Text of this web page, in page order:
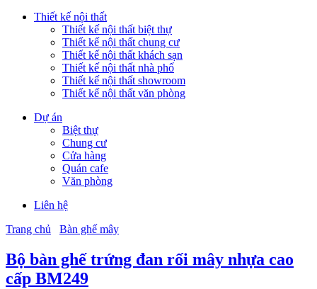
Thiết kế nội thất
Thiết kế nội thất biệt thự
Thiết kế nội thất chung cư
Thiết kế nội thất khách sạn
Thiết kế nội thất nhà phố
Thiết kế nội thất showroom
Thiết kế nội thất văn phòng
Dự án
Biệt thự
Chung cư
Cửa hàng
Quán cafe
Văn phòng
Liên hệ
Trang chủ
Bàn ghế mây
Bộ bàn ghế trứng đan rối mây nhựa cao
cấp BM249